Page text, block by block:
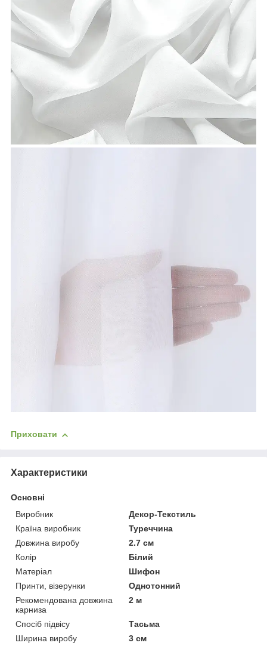
Приховати
Характеристики
Основні
Виробник
Декор-Текстиль
Країна виробник
Туреччина
Довжина виробу
2.7 см
Колір
Білий
Матеріал
Шифон
Принти, візерунки
Однотонний
Рекомендована довжина
карниза
2 м
Спосіб підвісу
Тасьма
Ширина виробу
3 см